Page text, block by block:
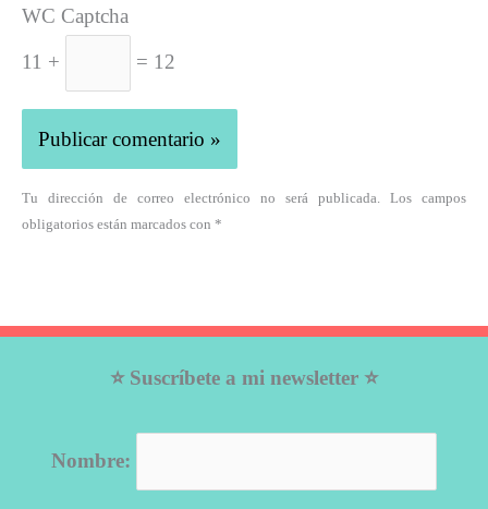
WC Captcha
11 +
= 12
Tu dirección de correo electrónico no será publicada. Los campos
obligatorios están marcados con *
⭐ Suscríbete a mi newsletter ⭐
Nombre: